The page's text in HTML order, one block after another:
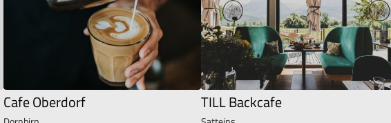
Cafe Oberdorf TILL Backcafe